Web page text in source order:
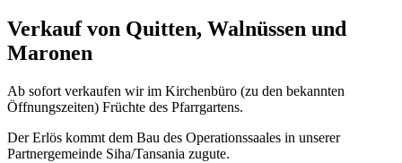
Verkauf von Quitten, Walnüssen und
Maronen
Ab sofort verkaufen wir im Kirchenbüro (zu den bekannten
Öffnungszeiten) Früchte des Pfarrgartens.
Der Erlös kommt dem Bau des Operationssaales in unserer
Partnergemeinde Siha/Tansania zugute.